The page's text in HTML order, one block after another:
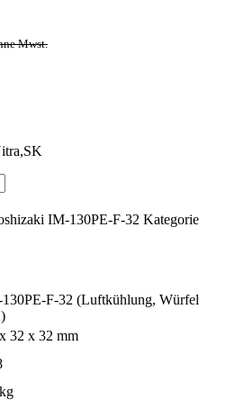
Mwst.
IM-130PE-F-32 Kategorie
F-32 (Luftkühlung, Würfel
32 x 32 mm